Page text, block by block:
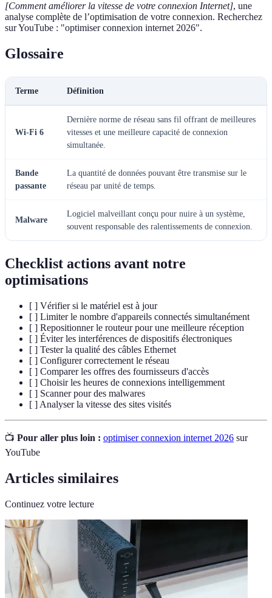
[Comment améliorer la vitesse de votre connexion Internet], une
analyse complète de l’optimisation de votre connexion. Recherchez
sur YouTube : "optimiser connexion internet 2026".
Glossaire
Terme Définition
Wi-Fi 6
Dernière norme de réseau sans fil offrant de meilleures
vitesses et une meilleure capacité de connexion
simultanée.
Bande
passante
La quantité de données pouvant être transmise sur le
réseau par unité de temps.
Malware
Logiciel malveillant conçu pour nuire à un système,
souvent responsable des ralentissements de connexion.
Checklist actions avant notre
optimisations
[ ] Vérifier si le matériel est à jour
[ ] Limiter le nombre d'appareils connectés simultanément
[ ] Repositionner le routeur pour une meilleure réception
[ ] Éviter les interférences de dispositifs électroniques
[ ] Tester la qualité des câbles Ethernet
[ ] Configurer correctement le réseau
[ ] Comparer les offres des fournisseurs d'accès
[ ] Choisir les heures de connexions intelligemment
[ ] Scanner pour des malwares
[ ] Analyser la vitesse des sites visités
📺 Pour aller plus loin : optimiser connexion internet 2026 sur
YouTube
Articles similaires
Continuez votre lecture